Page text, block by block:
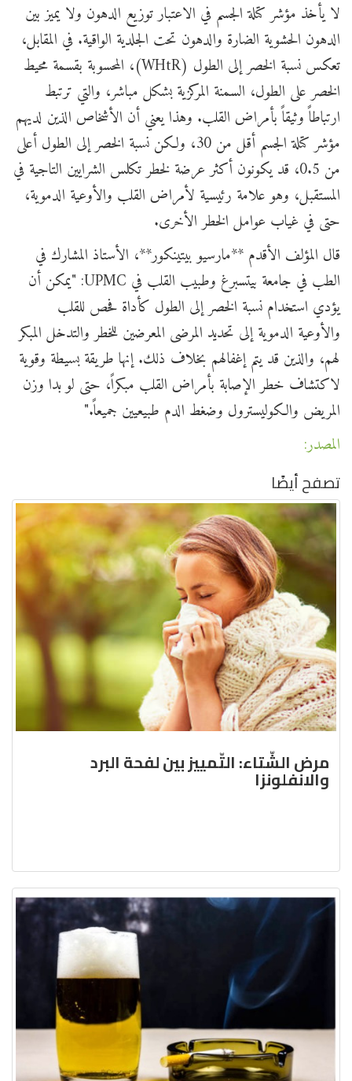
لا يأخذ مؤشر كتلة الجسم في الاعتبار توزيع الدهون ولا يميز بين
الدهون الحشوية الضارة والدهون تحت الجلدية الواقية. في المقابل،
تعكس نسبة الخصر إلى الطول (WHtR)، المحسوبة بقسمة محيط
الخصر على الطول، السمنة المركزية بشكل مباشر، والتي ترتبط
ارتباطاً وثيقاً بأمراض القلب. وهذا يعني أن الأشخاص الذين لديهم
مؤشر كتلة الجسم أقل من 30، ولكن نسبة الخصر إلى الطول أعلى
من 0.5، قد يكونون أكثر عرضة لخطر تكلس الشرايين التاجية في
المستقبل، وهو علامة رئيسية لأمراض القلب والأوعية الدموية،
حتى في غياب عوامل الخطر الأخرى.
قال المؤلف الأقدم **مارسيو بيتينكور**، الأستاذ المشارك في
الطب في جامعة بيتسبرغ وطبيب القلب في UPMC: "يمكن أن
يؤدي استخدام نسبة الخصر إلى الطول كأداة فحص للقلب
والأوعية الدموية إلى تحديد المرضى المعرضين للخطر والتدخل المبكر
لهم، والذين قد يتم إغفالهم بخلاف ذلك. إنها طريقة بسيطة وقوية
لاكتشاف خطر الإصابة بأمراض القلب مبكراً، حتى لو بدا وزن
المريض والكوليسترول وضغط الدم طبيعيين جميعاً."
المصدر:
تصفح أيضًا
مرض الشّتاء: التّمييز بين لفحة البرد
والانفلونزا